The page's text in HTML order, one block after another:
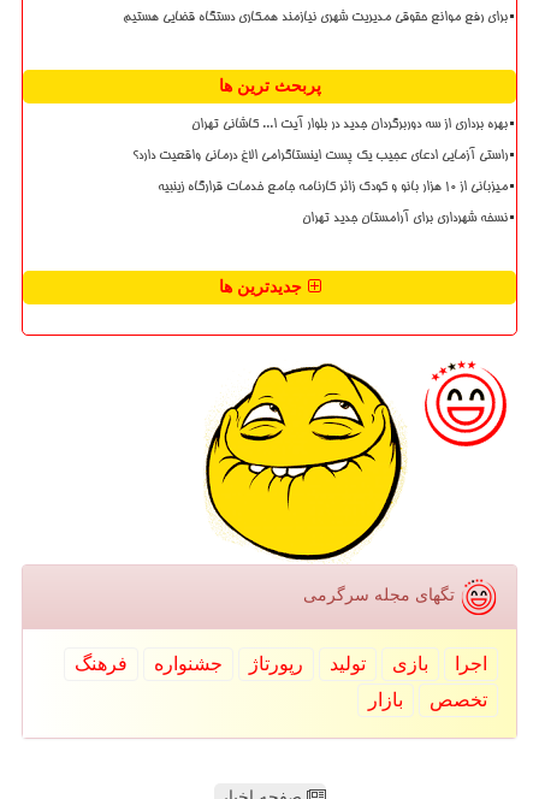
برای رفع موانع حقوقی مدیریت شهری نیازمند همکاری دستگاه قضایی هستیم
پربحث ترین ها
بهره برداری از سه دوربرگردان جدید در بلوار آیت ا... کاشانی تهران
راستی آزمایی ادعای عجیب یک پست اینستاگرامی الاغ درمانی واقعیت دارد؟
میزبانی از ۱۰ هزار بانو و کودک زائر کارنامه جامع خدمات قرارگاه زینبیه
نسخه شهرداری برای آرامستان جدید تهران
جدیدترین ها
تگهای مجله سرگرمی
اجرا بازی تولید رپورتاژ جشنواره
فرهنگ
تخصص
بازار